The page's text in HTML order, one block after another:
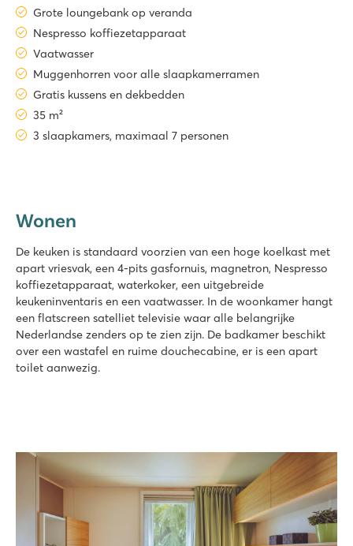
Grote loungebank op veranda
Nespresso koffiezetapparaat
Vaatwasser
Muggenhorren voor alle slaapkamerramen
Gratis kussens en dekbedden
35 m²
3 slaapkamers, maximaal 7 personen
Wonen
De keuken is standaard voorzien van een hoge koelkast met
apart vriesvak, een 4-pits gasfornuis, magnetron, Nespresso
koffiezetapparaat, waterkoker, een uitgebreide
keukeninventaris en een vaatwasser. In de woonkamer hangt
een flatscreen satelliet televisie waar alle belangrijke
Nederlandse zenders op te zien zijn. De badkamer beschikt
over een wastafel en ruime douchecabine, er is een apart
toilet aanwezig.